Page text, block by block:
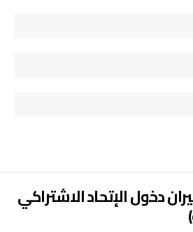
دخول الإتحاد الاشتراكي